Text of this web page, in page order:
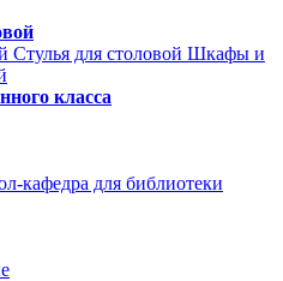
Стулья для столовой Шкафы и
класса
кафедра для библиотеки